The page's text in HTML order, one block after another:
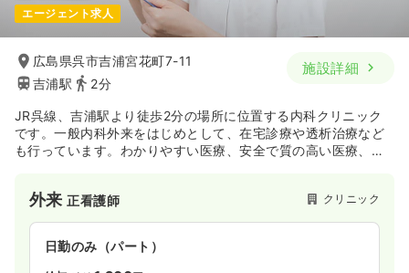
エージェント求人
広島県呉市吉浦宮花町7-11
吉浦駅
2分
施設詳細
JR呉線、吉浦駅より徒歩2分の場所に位置する内科クリニック
です。一般内科外来をはじめとして、在宅診療や透析治療など
も行っています。わかりやすい医療、安全で質の高い医療、思
外来正看護師 クリニック
日勤のみ（パート）